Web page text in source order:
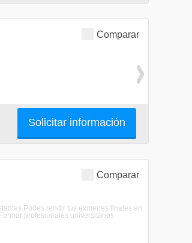
Comparar
Solicitar información
Comparar
Podes rendir tus exmenes finales en
profesionales universitarios